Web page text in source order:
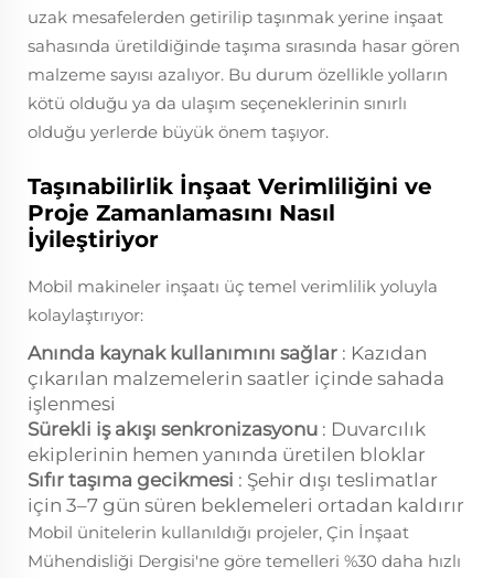
uzak mesafelerden getirilip taşınmak yerine inşaat
sahasında üretildiğinde taşıma sırasında hasar gören
malzeme sayısı azalıyor. Bu durum özellikle yolların
kötü olduğu ya da ulaşım seçeneklerinin sınırlı
olduğu yerlerde büyük önem taşıyor.
Taşınabilirlik İnşaat Verimliliğini ve
Proje Zamanlamasını Nasıl
İyileştiriyor
Mobil makineler inşaatı üç temel verimlilik yoluyla
kolaylaştırıyor:
Anında kaynak kullanımını sağlar : Kazıdan
çıkarılan malzemelerin saatler içinde sahada
işlenmesi
Sürekli iş akışı senkronizasyonu : Duvarcılık
ekiplerinin hemen yanında üretilen bloklar
Sıfır taşıma gecikmesi : Şehir dışı teslimatlar
için 3–7 gün süren beklemeleri ortadan kaldırır
Mobil ünitelerin kullanıldığı projeler, Çin İnşaat
Mühendisliği Dergisi'ne göre temelleri %30 daha hızlı